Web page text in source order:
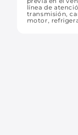
línea de
transmisión,
motor,